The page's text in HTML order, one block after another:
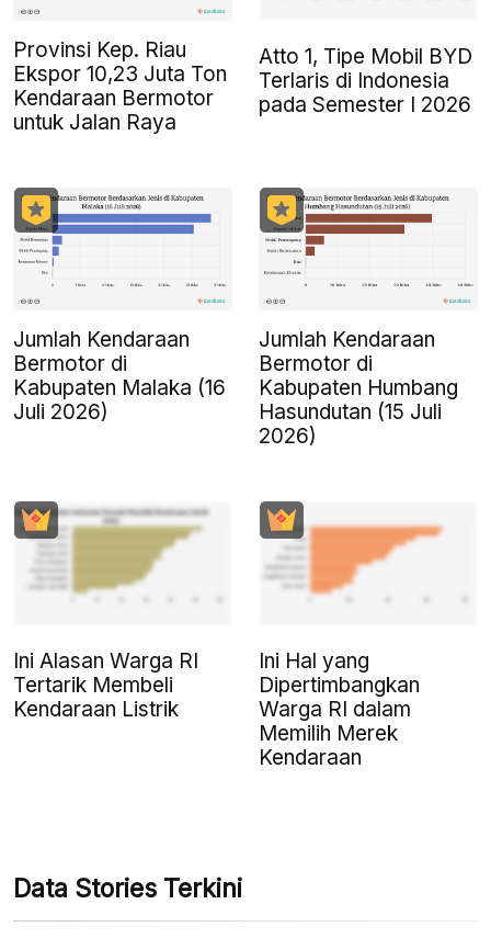
Provinsi Kep. Riau
Ekspor 10,23 Juta Ton
Kendaraan Bermotor
untuk Jalan Raya
Atto 1, Tipe Mobil BYD
Terlaris di Indonesia
pada Semester I 2026
Jumlah Kendaraan
Bermotor di
Kabupaten Malaka (16
Juli 2026)
Jumlah Kendaraan
Bermotor di
Kabupaten Humbang
Hasundutan (15 Juli
2026)
Ini Alasan Warga RI
Tertarik Membeli
Kendaraan Listrik
Ini Hal yang
Dipertimbangkan
Warga RI dalam
Memilih Merek
Kendaraan
Data Stories Terkini